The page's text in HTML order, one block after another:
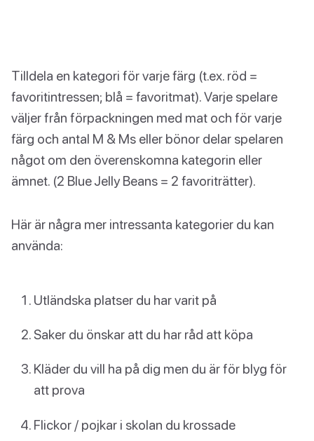
Tilldela en kategori för varje färg (t.ex. röd =
favoritintressen; blå = favoritmat). Varje spelare
väljer från förpackningen med mat och för varje
färg och antal M & Ms eller bönor delar spelaren
något om den överenskomna kategorin eller
ämnet. (2 Blue Jelly Beans = 2 favoriträtter).
Här är några mer intressanta kategorier du kan
använda:
Utländska platser du har varit på
Saker du önskar att du har råd att köpa
Kläder du vill ha på dig men du är för blyg för
att prova
Flickor / pojkar i skolan du krossade